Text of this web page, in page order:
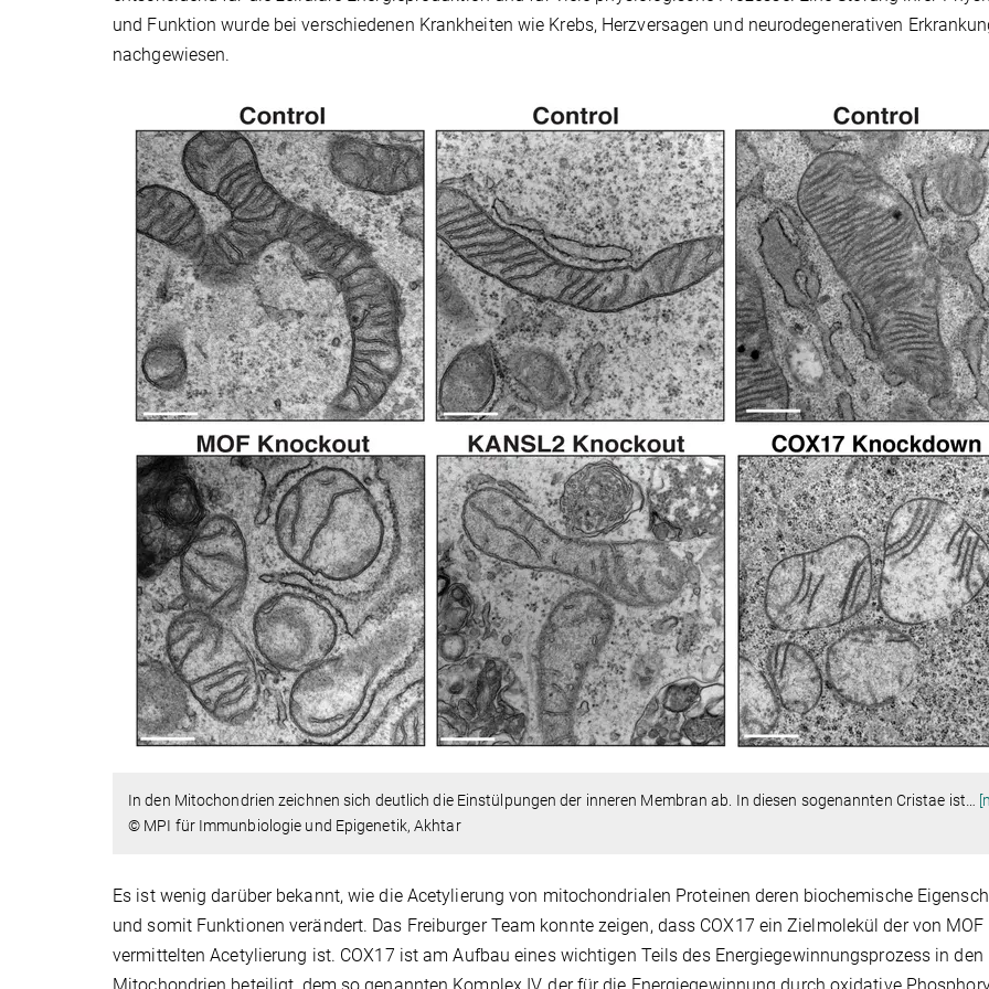
und Funktion wurde bei verschiedenen Krankheiten wie Krebs, Herzversagen und neurodegenerativen
nachgewiesen.
In den Mitochondrien zeichnen sich deutlich die Einstülpungen der inneren Membran ab. In diesen sogenannten Cristae ist
© MPI für Immunbiologie und Epigenetik, Akhtar
Es ist wenig darüber bekannt, wie die Acetylierung von mitochondrialen Proteinen deren biochemische
und somit Funktionen verändert. Das Freiburger Team konnte zeigen, dass COX17 ein Zielmolekül der von MOF
vermittelten Acetylierung ist. COX17 ist am Aufbau eines wichtigen Teils des Energiegewinnungsprozess in den